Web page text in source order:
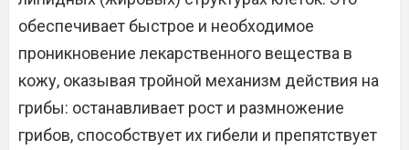
обеспечивает быстрое и необходимое
проникновение лекарственного вещества в
кожу, оказывая тройной механизм действия на
грибы: останавливает рост и размножение
грибов, способствует их гибели и препятствует